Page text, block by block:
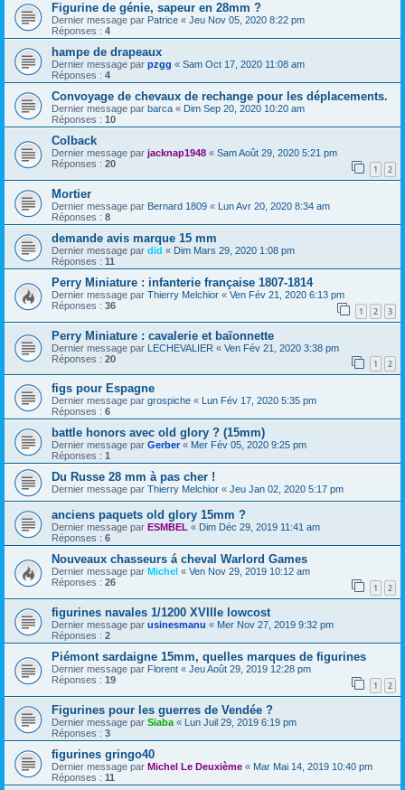
Figurine de génie, sapeur en 28mm ?
Dernier message par Patrice « Jeu Nov 05, 2020 8:22 pm
Réponses : 4
hampe de drapeaux
Dernier message par pzgg « Sam Oct 17, 2020 11:08 am
Réponses : 4
Convoyage de chevaux de rechange pour les déplacements.
Dernier message par barca « Dim Sep 20, 2020 10:20 am
Réponses : 10
Colback
Dernier message par jacknap1948 « Sam Août 29, 2020 5:21 pm
Réponses : 20 1 2
Mortier
Dernier message par Bernard 1809 « Lun Avr 20, 2020 8:34 am
Réponses : 8
demande avis marque 15 mm
Dernier message par did « Dim Mars 29, 2020 1:08 pm
Réponses : 11
Perry Miniature : infanterie française 1807-1814
Dernier message par Thierry Melchior « Ven Fév 21, 2020 6:13 pm
Réponses : 36 1 2 3
Perry Miniature : cavalerie et baïonnette
Dernier message par LECHEVALIER « Ven Fév 21, 2020 3:38 pm
Réponses : 20 1 2
figs pour Espagne
Dernier message par grospiche «
Lun Fév 17, 2020 5:35 pm
Réponses : 6
battle honors avec old glory ? (15mm)
Dernier message par Gerber « Mer Fév 05, 2020 9:25 pm
Réponses : 1
Du Russe 28 mm à pas cher !
Dernier message par Thierry Melchior « Jeu Jan 02, 2020 5:17 pm
anciens paquets old glory 15mm ?
Dernier message par ESMBEL « Dim Déc 29, 2019 11:41 am
Réponses : 6
Nouveaux chasseurs á cheval Warlord Games
Dernier message par Michel « Ven Nov 29, 2019 10:12 am
Réponses : 26 1 2
figurines navales 1/1200 XVIIIe lowcost
Dernier message par usinesmanu « Mer Nov 27, 2019 9:32 pm
Réponses : 2
Piémont sardaigne 15mm, quelles marques de figurines
Dernier message par Florent « Jeu Août 29, 2019 12:28 pm
Réponses : 19 1 2
Figurines pour les guerres de Vendée ?
Dernier message par Siaba « Lun Juil 29, 2019 6:19 pm
Réponses : 3
figurines gringo40
Dernier message par Michel Le Deuxième « Mar Mai 14, 2019 10:40 pm
Réponses : 11